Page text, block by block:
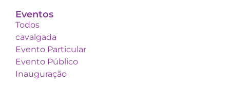
Eventos
Todos
cavalgada
Evento Particular
Evento Público
Inauguração